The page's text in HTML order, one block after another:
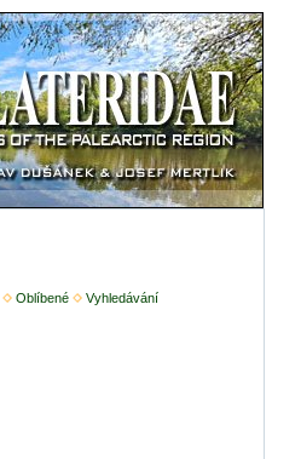
Oblíbené Vyhledávání